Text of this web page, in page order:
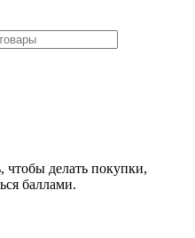
чтобы делать покупки,
баллами.